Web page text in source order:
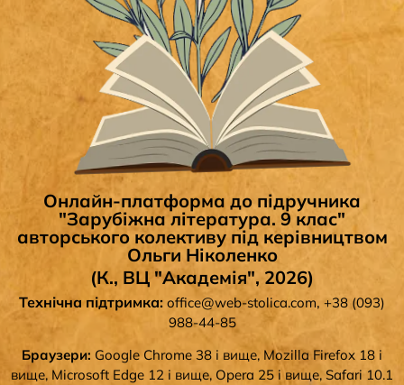
Онлайн-платформа до підручника
"Зарубіжна література. 9 клас"
авторського колективу під керівництвом
Ольги Ніколенко
(К., ВЦ "Академія", 2026)
Технічна підтримка: office@web-stolica.com, +38 (093)
988-44-85
Браузери: Google Chrome 38 і вище, Mozilla Firefox 18 і
вище, Microsoft Edge 12 і вище, Opera 25 і вище, Safari 10.1